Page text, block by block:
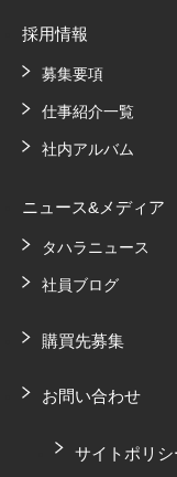
採用情報
募集要項
仕事紹介一覧
社内アルバム
ニュース&メディア
タハラニュース
社員ブログ
購買先募集
お問い合わせ
サイトポリシ